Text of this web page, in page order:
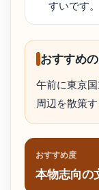
すいです。
おすすめ
午前に東京
周辺を散策
おすすめ度
本物志向の